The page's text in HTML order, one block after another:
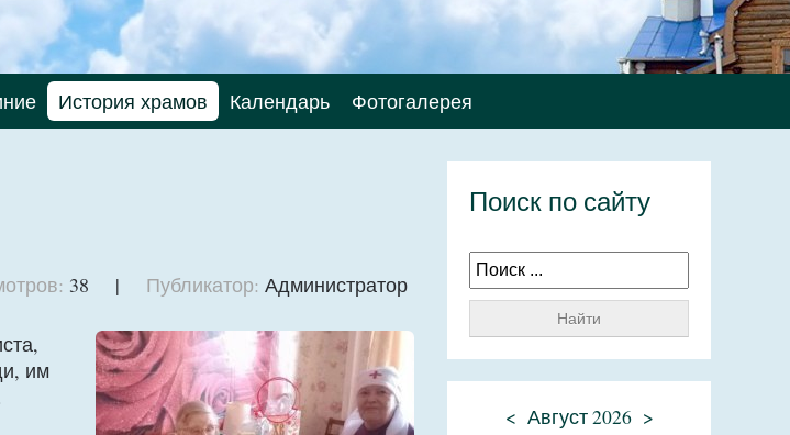
История храмов Календарь Фотогалерея
38 | Публикатор: Администратор
им
Поиск по сайту
Найти
< Август 2026 >